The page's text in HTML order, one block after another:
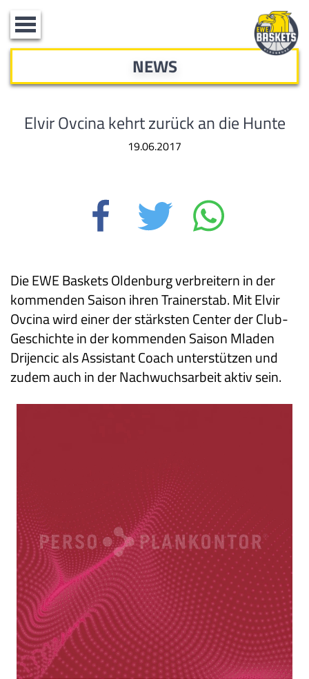
Toggle
navigation
NEWS
Elvir Ovcina kehrt zurück an die Hunte
19.06.2017
Die EWE Baskets Oldenburg verbreitern in der
kommenden Saison ihren Trainerstab. Mit Elvir
Ovcina wird einer der stärksten Center der Club-
Geschichte in der kommenden Saison Mladen
Drijencic als Assistant Coach unterstützen und
zudem auch in der Nachwuchsarbeit aktiv sein.